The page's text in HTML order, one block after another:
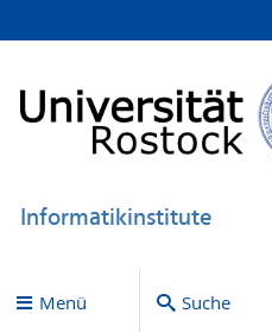
Informatikinstitute
Menü Suche